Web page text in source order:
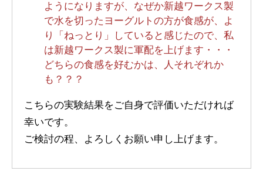
ようになりますが、なぜか新越ワークス製
で水を切ったヨーグルトの方が食感が、よ
り「ねっとり」していると感じたので、私
は新越ワークス製に軍配を上げます・・・
どちらの食感を好むかは、人それぞれか
も？？？
こちらの実験結果をご自身で評価いただければ
幸いです。
ご検討の程、よろしくお願い申し上げます。